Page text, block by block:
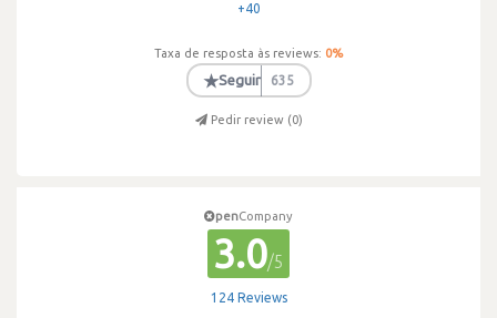
+40
Taxa de resposta às reviews: 0%
★Seguir 635
Pedir review (0)
penCompany
3.0/5
124 Reviews